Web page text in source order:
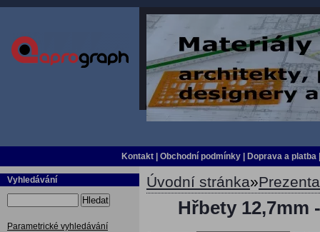
Kontakt Obchodní podmínky Doprava a platba
Vyhledávání
Hledat
Parametrické vyhledávání
Úvodní stránka»
Hřbety 12,7mm